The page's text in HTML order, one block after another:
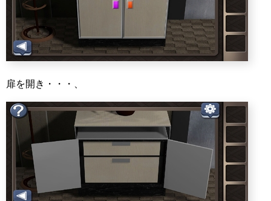
扉を開き・・・、